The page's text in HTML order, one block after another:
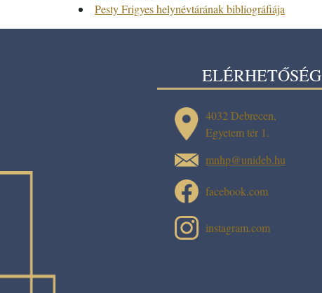
Pesty Frigyes helynévtárának bibliográfiája
ELÉRHETŐSÉG
4032 Debrecen,
Egyetem tér 1.
mnhp@unideb.hu
facebook.com
instagram.com